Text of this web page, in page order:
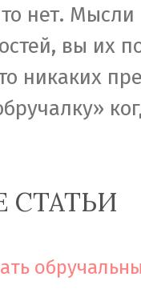
нет.
вы их
никаких
СТАТЬИ